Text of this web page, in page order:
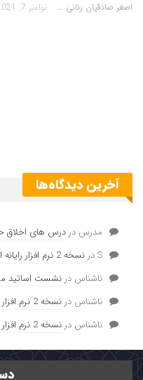
اصغر صادقیان رنانی نوامبر 7, 2021
آخرین دیدگاه‌ها
مدرس در درس های اخلاق
Sدر نسخه 2 نرم افزار رایانه ای و اندروید آثار علامه مصباح+ دانلود
ناشناس در نشست اساتید
ناشناس در نسخه 2 نرم افزار رایانه ای و اندروید آثار علامه مصباح+ دانلود
ناشناس در نسخه 2 نرم افزار رایانه ای و اندروید آثار علامه مصباح+ دانلود